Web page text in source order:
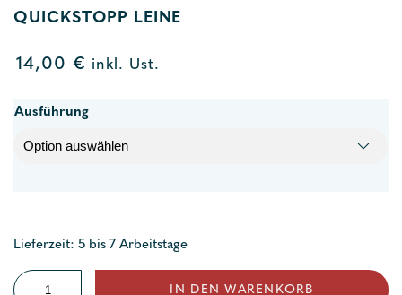
QUICKSTOPP LEINE
14,00 € inkl. Ust.
Ausführung
Lieferzeit: 5 bis 7 Arbeitstage
Quickstopp
IN DEN WARENKORB